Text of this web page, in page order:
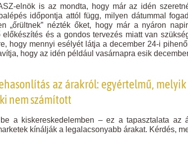
elnök is az mondta, hogy már az idén
időpontja attól függ, milyen dátummal
„őrültnek” nézték őket, hogy már a nyáron
és a gondos tervezés miatt van
hogy mennyi esélyét látja a december 24-i
hogy az idén például vasárnapra esik
az árakról: egyértelmű,
nem számított
a kiskereskedelemben – ez a tapasztalata az
kínálják a legalacsonyabb árakat. Kérdés,